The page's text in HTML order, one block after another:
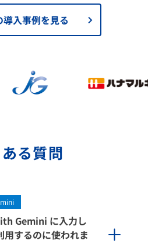
導入事例を見る
る質問
Gemini に入力し
するのに使われま